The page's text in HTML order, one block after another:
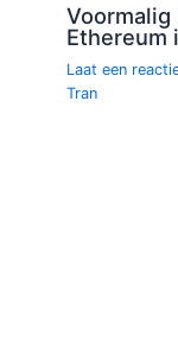
Voormalig
Ethereum
Laat een
Tran